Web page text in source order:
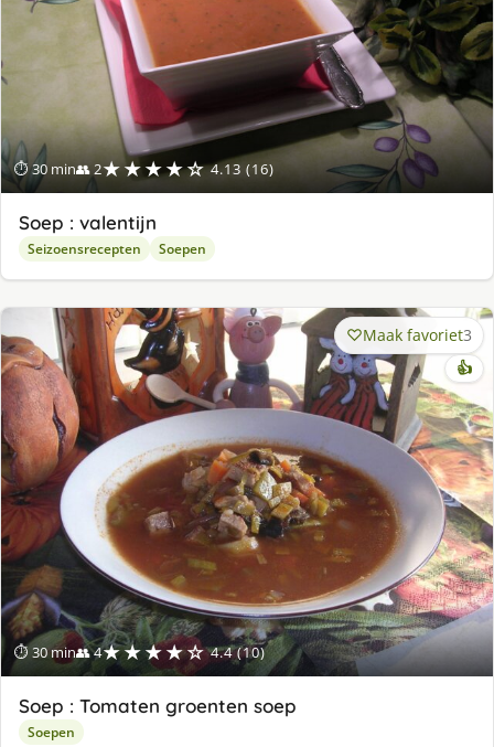
⏱ 30 min👥 2★★★★☆ 4.13 (16)
Soep : valentijn
Seizoensrecepten Soepen
⏱ 30 min👥 4★★★★☆ 4.4 (10)
Maak favoriet3
👍
Soep : Tomaten groenten soep
Soepen